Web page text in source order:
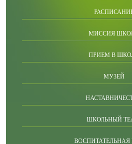
МИССИЯ
ПРИЕМ В
МУЗЕЙ
ШКОЛЬНЫЙ
ВОСПИТАТЕЛЬНАЯ